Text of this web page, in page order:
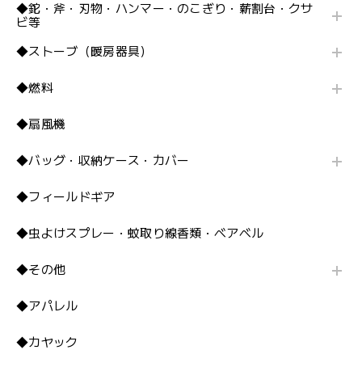
◆鉈・斧・刃物・ハンマー・のこぎり・薪割台・クサ
ビ等
◆ストーブ（暖房器具）
◆燃料
◆扇風機
◆バッグ・収納ケース・カバー
◆フィールドギア
◆虫よけスプレー・蚊取り線香類・ベアベル
◆その他
◆アパレル
◆カヤック